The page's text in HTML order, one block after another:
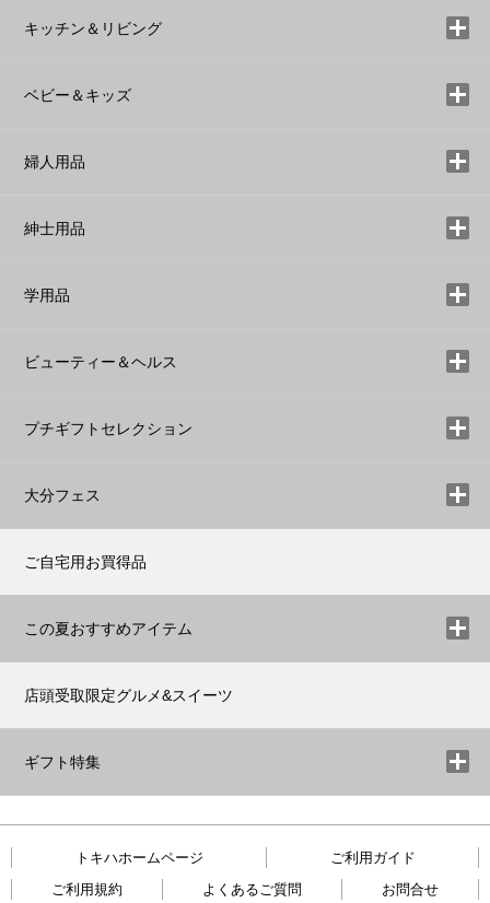
キッチン＆リビング
ベビー＆キッズ
婦人用品
紳士用品
学用品
ビューティー＆ヘルス
プチギフトセレクション
大分フェス
ご自宅用お買得品
この夏おすすめアイテム
店頭受取限定グルメ&スイーツ
ギフト特集
トキハホームページ
ご利用ガイド
ご利用規約
よくあるご質問 お問合せ